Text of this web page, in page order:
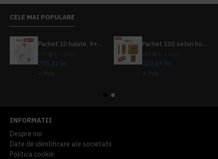
CELE MAI POPULARE
Pachet 10 halate, 9+1 gratuit
755,82 lei
+ TVA
Pachet 100 seturi hoteliere, set dentar, set barbierit, casca de dus, pila unghii, set cusut
533,69 lei
+ TVA
INFORMATII
Despre noi
Date de identificare ale societatii
Politica cookie